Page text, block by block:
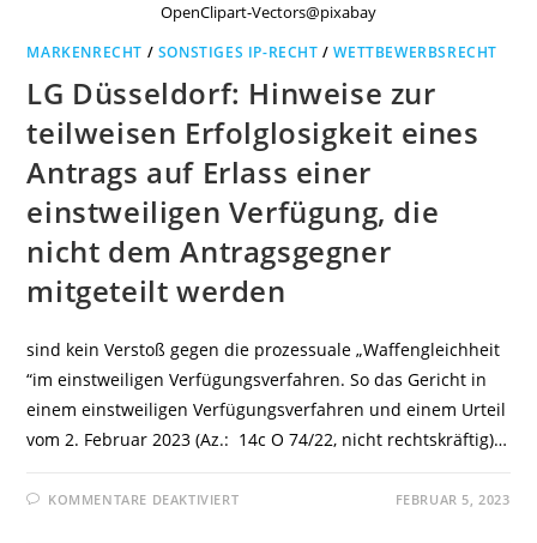
OpenClipart-Vectors@pixabay
MARKENRECHT / SONSTIGES IP-RECHT /WETTBEWERBSRECHT
LG Düsseldorf: Hinweise zur
teilweisen Erfolglosigkeit eines
Antrags auf Erlass einer
einstweiligen Verfügung, die
nicht dem Antragsgegner
mitgeteilt werden
sind kein Verstoß gegen die prozessuale „Waffengleichheit
“im einstweiligen Verfügungsverfahren. So das Gericht in
einem einstweiligen Verfügungsverfahren und einem Urteil
vom 2. Februar 2023 (Az.: 14c O 74/22, nicht rechtskräftig)…
KOMMENTARE DEAKTIVIERTFÜR FEBRUAR 5, 2023